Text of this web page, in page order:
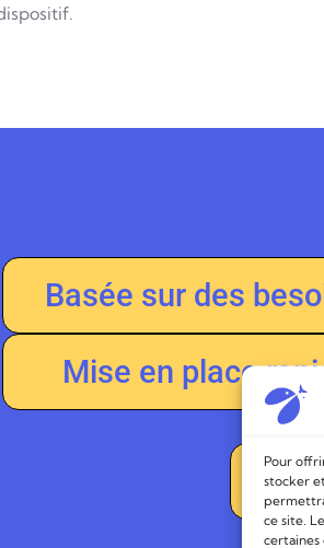
Pour
stocker
ce site.
certaines
Basée sur des
Mise en place